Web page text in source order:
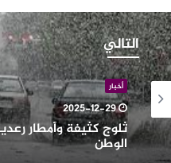
التالي
ثلوج
كثيفة
وأمطار
رعدية
على
العديد
من
ولايات
الوطن
أخبار
2025-12-29
ثلوج كثيفة وأمطار
الوطن